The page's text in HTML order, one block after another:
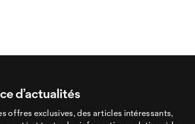
d’actualités
offres exclusives, des articles intéressants,